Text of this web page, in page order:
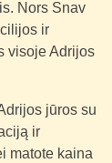
Nors Snav
ir
visoje Adrijos
jūros su
ir
matote kaina